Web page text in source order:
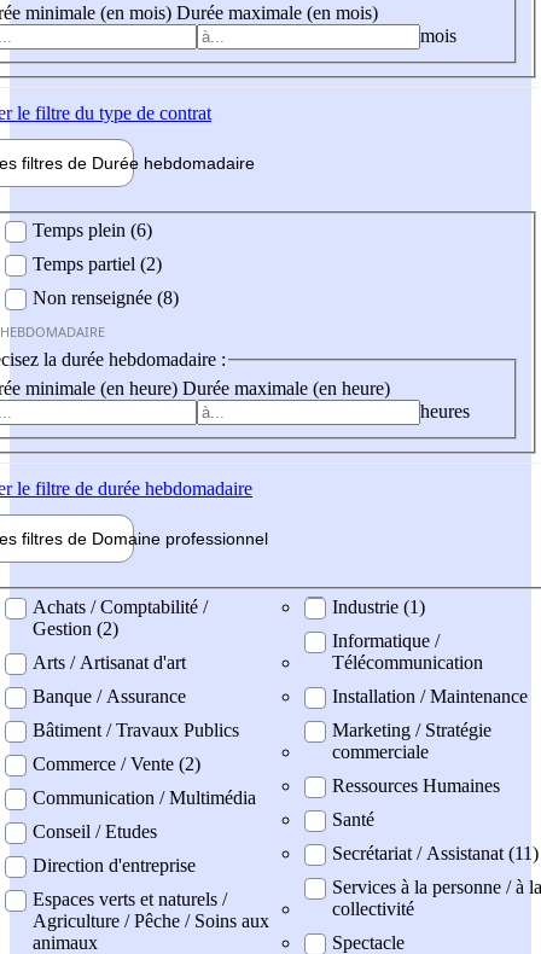
minimale (en mois) Durée maximale (en mois)
mois
le filtre du type de contrat
filtres de Durée hebdomadaire
Temps plein (6)
Temps partiel (2)
Non renseignée (8)
la durée hebdomadaire :
minimale (en heure) Durée maximale (en heure)
heures
le filtre de durée hebdomadaire
filtres de Domaine professionnel
professionel
Achats / Comptabilité /
Gestion (2)
Arts / Artisanat d'art
Banque / Assurance
Bâtiment / Travaux Publics
Commerce / Vente (2)
Communication / Multimédia
Conseil / Etudes
Direction d'entreprise
Espaces verts et naturels /
Agriculture / Pêche / Soins aux
animaux
Industrie (1)
Informatique /
Télécommunication
Installation / Maintenance
Marketing / Stratégie
commerciale
Ressources Humaines
Santé
Secrétariat / Assistanat (11)
Services à la personne / à la
collectivité
Spectacle